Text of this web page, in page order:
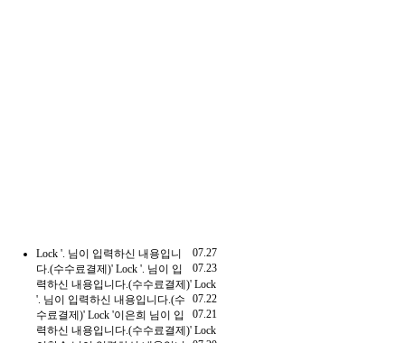
07.27
Lock '. 님이 입력하신 내용입니
다.(수수료결제)'
07.23
Lock '. 님이 입
력하신 내용입니다.(수수료결제)'
07.22
Lock
'. 님이 입력하신 내용입니다.(수
수료결제)'
07.21
Lock '이은희 님이 입
력하신 내용입니다.(수수료결제)' Lock